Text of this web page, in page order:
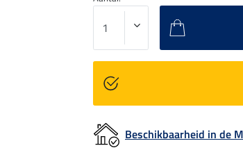
Beschikbaarheid in de